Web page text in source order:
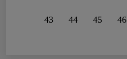
43 44 45 46